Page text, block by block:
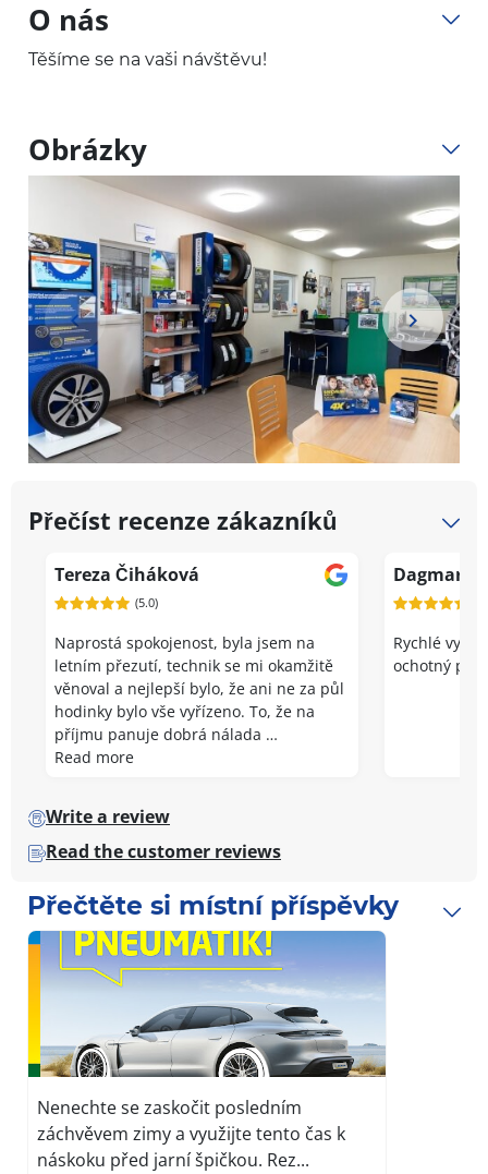
O nás
Těšíme se na vaši návštěvu!
Obrázky
of
Přečíst recenze zákazníků
Tereza Čiháková
(5.0)
Naprostá spokojenost, byla jsem na
letním přezutí, technik se mi okamžitě
věnoval a nejlepší bylo, že ani ne za půl
hodinky bylo vše vyřízeno. To, že na
příjmu panuje dobrá nálada …
Read more
Dagmar
Rychlé
ochotný
Write a review
Read the customer reviews
Přečtěte si místní příspěvky
Nenechte se zaskočit posledním
záchvěvem zimy a využijte tento čas k
náskoku před jarní špičkou. Rez...